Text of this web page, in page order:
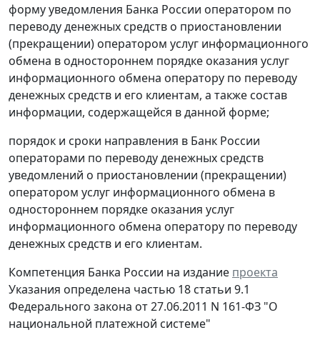
форму уведомления Банка России оператором по
переводу денежных средств о приостановлении
(прекращении) оператором услуг информационного
обмена в одностороннем порядке оказания услуг
информационного обмена оператору по переводу
денежных средств и его клиентам, а также состав
информации, содержащейся в данной форме;
порядок и сроки направления в Банк России
операторами по переводу денежных средств
уведомлений о приостановлении (прекращении)
оператором услуг информационного обмена в
одностороннем порядке оказания услуг
информационного обмена оператору по переводу
денежных средств и его клиентам.
Компетенция Банка России на издание проекта
Указания определена частью 18 статьи 9.1
Федерального закона от 27.06.2011 N 161-ФЗ "О
национальной платежной системе"